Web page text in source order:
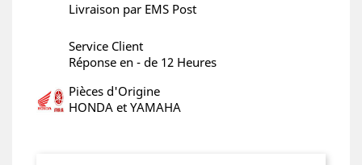
Livraison par EMS Post
Service Client
Réponse en - de 12 Heures
Pièces d'Origine
HONDA et YAMAHA